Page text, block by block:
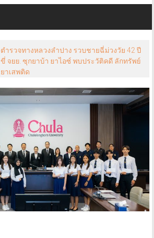
ตำรวจทางหลวงลำปาง รวบชายฉี่ม่วงวัย 42 ปี
ขี่ จยย. ซุกยาบ้า ยาไอซ์ พบประวัติคดี ลักทรัพย์
ยาเสพติด